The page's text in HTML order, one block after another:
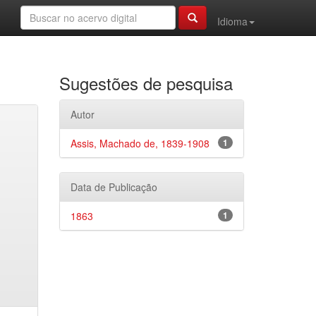
Idioma
Sugestões de pesquisa
Autor
1
Assis, Machado de, 1839-1908
Data de Publicação
1
1863